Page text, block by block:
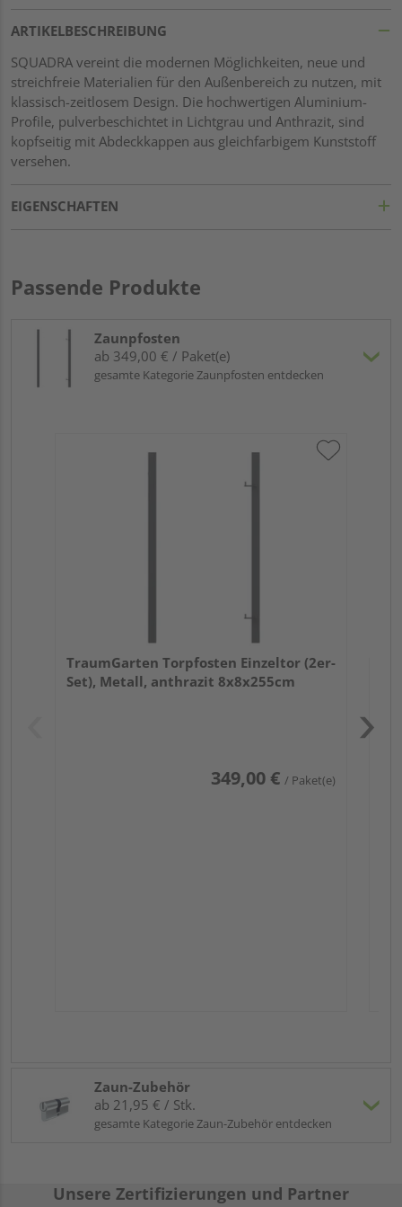
ARTIKELBESCHREIBUNG
SQUADRA vereint die modernen Möglichkeiten, neue und
streichfreie Materialien für den Außenbereich zu nutzen, mit
klassisch-zeitlosem Design. Die hochwertigen Aluminium-
Profile, pulverbeschichtet in Lichtgrau und Anthrazit, sind
kopfseitig mit Abdeckkappen aus gleichfarbigem Kunststoff
versehen.
EIGENSCHAFTEN
Passende Produkte
Zaunpfosten
ab 349,00 € / Paket(e)
gesamte Kategorie Zaunpfosten entdecken
TraumGarten Torpfosten Einzeltor (2er-
Set), Metall, anthrazit 8x8x255cm
349,00 € / Paket(e)
Zaun-Zubehör
ab 21,95 € / Stk.
gesamte Kategorie Zaun-Zubehör entdecken
Unsere Zertifizierungen und Partner